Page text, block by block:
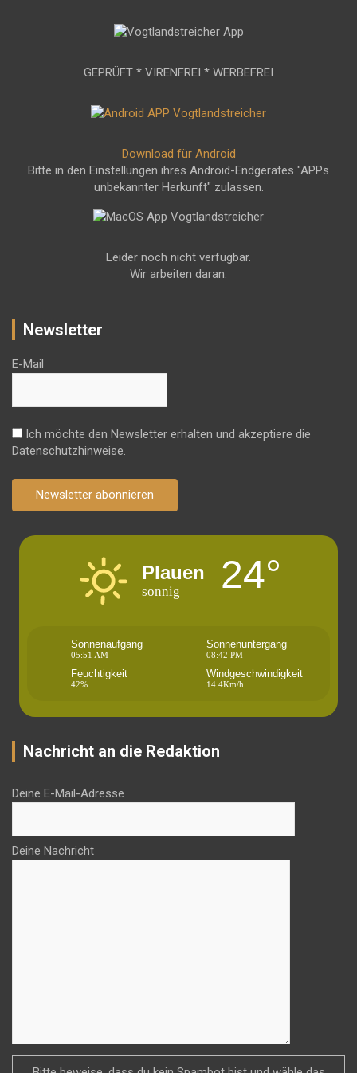
GEPRÜFT * VIRENFREI * WERBEFREI
Download für Android
Bitte in den Einstellungen ihres Android-Endgerätes "APPs
unbekannter Herkunft" zulassen.
Leider noch nicht verfügbar.
Wir arbeiten daran.
Newsletter
E-Mail
Ich möchte den Newsletter erhalten und akzeptiere die
Datenschutzhinweise.
Newsletter abonnieren
Plauen
sonnig 24°
Sonnenaufgang
05:51 AM
Sonnenuntergang
08:42 PM
Feuchtigkeit
42%
Windgeschwindigkeit
14.4Km/h
Nachricht an die Redaktion
Deine E-Mail-Adresse
Deine Nachricht